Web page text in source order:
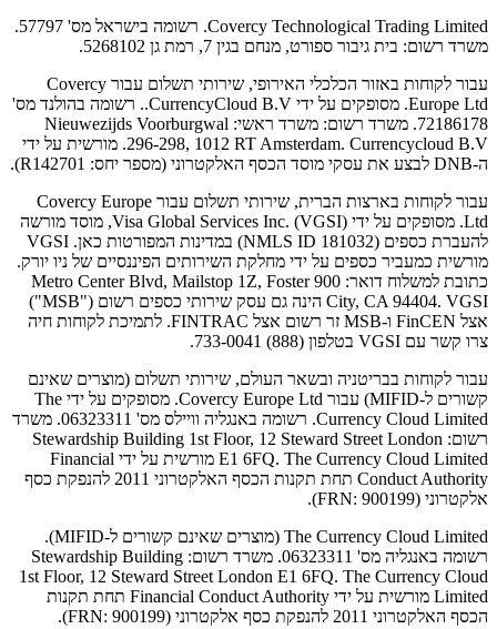
Covercy Technological Trading Limited. רשומה בישראל מס' 57797.
משרד רשום: בית גיבור ספורט, מנחם בגין 7, רמת גן 5268102.
עבור לקוחות באזור הכלכלי האירופי, שירותי תשלום עבור Covercy
Europe Ltd. מסופקים על ידי CurrencyCloud B.V.. רשומה בהולנד מס'
72186178. משרד רשום: משרד ראשי: Nieuwezijds Voorburgwal
296-298, 1012 RT Amsterdam. Currencycloud B.V. מורשית על ידי
ה-DNB לבצע את עסקי מוסד הכסף האלקטרוני (מספר יחס: R142701).
עבור לקוחות בארצות הברית, שירותי תשלום עבור Covercy Europe
Ltd. מסופקים על ידי Visa Global Services Inc. (VGSI), מוסד מורשה
להעברת כספים (NMLS ID 181032) במדינות המפורטות כאן. VGSI
מורשית כמעביר כספים על ידי מחלקת השירותים הפיננסיים של ניו יורק.
כתובת למשלוח דואר: 900 Metro Center Blvd, Mailstop 1Z, Foster
City, CA 94404. VGSI הינה גם עסק שירותי כספים רשום ("MSB")
אצל FinCEN ו-MSB זר רשום אצל FINTRAC. לתמיכת לקוחות חיה
צרו קשר עם VGSI בטלפון (888) 733-0041.
עבור לקוחות בבריטניה ובשאר העולם, שירותי תשלום (מוצרים שאינם
קשורים ל-MIFID) עבור Covercy Europe Ltd. מסופקים על ידי The
Currency Cloud Limited. רשומה באנגליה וויילס מס' 06323311. משרד
רשום: Stewardship Building 1st Floor, 12 Steward Street London
E1 6FQ. The Currency Cloud Limited מורשית על ידי Financial
Conduct Authority תחת תקנות הכסף האלקטרוני 2011 להנפקת כסף
אלקטרוני (FRN: 900199).
The Currency Cloud Limited (מוצרים שאינם קשורים ל-MIFID).
רשומה באנגליה מס' 06323311. משרד רשום: Stewardship Building
1st Floor, 12 Steward Street London E1 6FQ. The Currency Cloud
Limited מורשית על ידי Financial Conduct Authority תחת תקנות
הכסף האלקטרוני 2011 להנפקת כסף אלקטרוני (FRN: 900199).